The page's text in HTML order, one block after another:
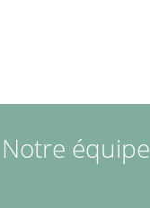
Notre équipe